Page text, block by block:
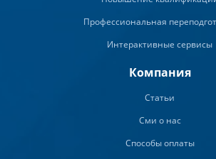
Профессиональная
Интерактивные сервисы
Компания
Статьи
Сми о нас
Способы оплаты